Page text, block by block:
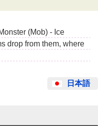
(Mob) - Ice
drop from them, where
日本語